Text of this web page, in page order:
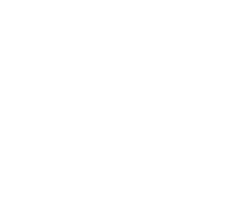
3º.- DE LA LIQUIDACIÓN FORZOSA.